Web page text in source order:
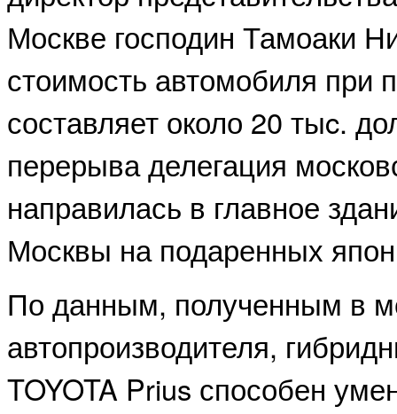
Москве господин Тамоаки
стоимость автомобиля при
составляет около 20 тыc.
перерыва делегация
направилась в главное
Москвы на подаренных
По данным, полученным в
автопроизводителя,
TOYOTA Prius способен